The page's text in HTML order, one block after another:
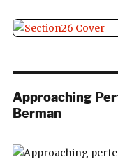
Approaching
Berman